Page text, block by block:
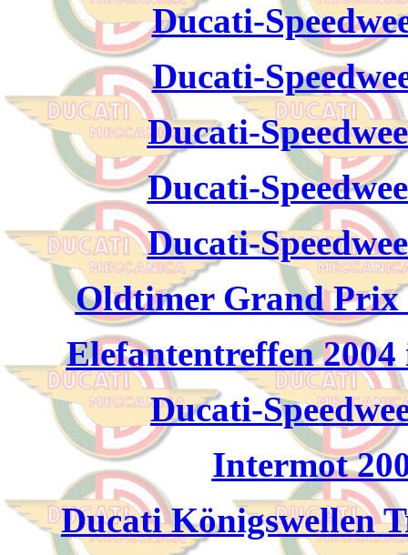
Ducati-
Ducati-
Ducati-
Ducati-
Ducati-
Oldtimer Grand Prix
Elefantentreffen
Ducati-
Intermot
Ducati Königswellen